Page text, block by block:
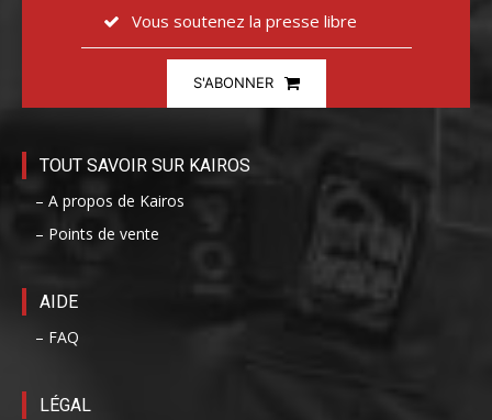
Vous soutenez la presse libre
S'ABONNER
TOUT SAVOIR SUR KAIROS
– A propos de Kairos
– Points de vente
AIDE
– FAQ
LÉGAL